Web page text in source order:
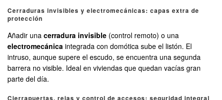
Cerraduras invisibles y electromecánicas: capas extra de
protección
Añadir una cerradura invisible (control remoto) o una
electromecánica integrada con domótica sube el listón. El
intruso, aunque supere el escudo, se encuentra una segunda
barrera no visible. Ideal en viviendas que quedan vacías gran
parte del día.
Cierrapuertas, rejas y control de accesos: seguridad integral